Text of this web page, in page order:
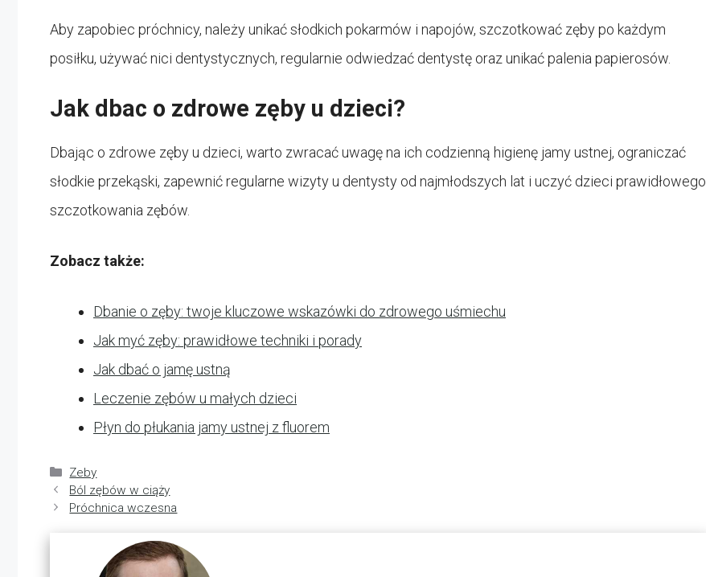
Aby zapobiec próchnicy, należy unikać słodkich pokarmów i napojów, szczotkować zęby po każdym
posiłku, używać nici dentystycznych, regularnie odwiedzać dentystę oraz unikać palenia papierosów.
Jak dbac o zdrowe zęby u dzieci?
Dbając o zdrowe zęby u dzieci, warto zwracać uwagę na ich codzienną higienę jamy ustnej, ograniczać
słodkie przekąski, zapewnić regularne wizyty u dentysty od najmłodszych lat i uczyć dzieci prawidłowego
szczotkowania zębów.
Zobacz także:
Dbanie o zęby: twoje kluczowe wskazówki do zdrowego uśmiechu
Jak myć zęby: prawidłowe techniki i porady
Jak dbać o jamę ustną
Leczenie zębów u małych dzieci
Płyn do płukania jamy ustnej z fluorem
Kategorie
Zeby
Ból zębów w ciąży
Próchnica wczesna